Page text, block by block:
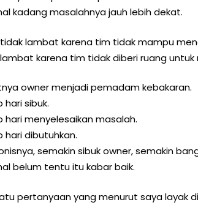
kadang masalahnya jauh lebih dekat.
tidak lambat karena tim tidak mampu
lambat karena tim tidak diberi ruang
owner menjadi pemadam kebakaran.
hari sibuk.
hari menyelesaikan masalah.
hari dibutuhkan.
semakin sibuk owner, semakin
belum tentu itu kabar baik.
pertanyaan yang menurut saya layak